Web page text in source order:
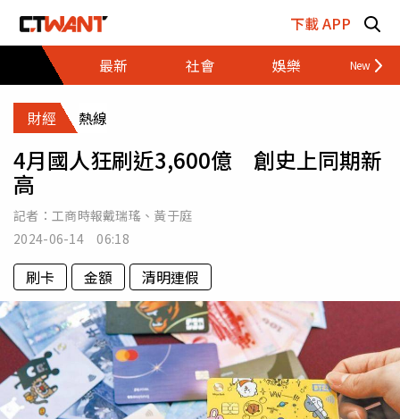
下載 APP
最新
社會 娛樂 財經
財經 熱線
4月國人狂刷近3,600億 創史上同期新
高
記者： 工商時報戴瑞瑤 、 黃于庭
2024-06-14 06:18
刷卡 金額 清明連假